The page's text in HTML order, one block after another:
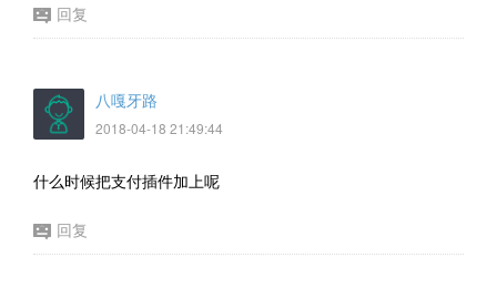
回复
八嘎牙路
2018-04-18 21:49:44
什么时候把支付插件加上呢
回复